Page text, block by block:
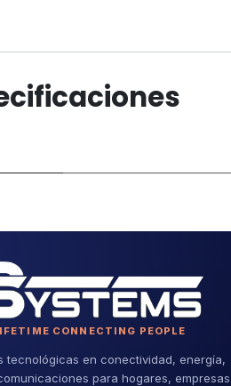
CONNECTING PEOPLE
tecnológicas en conectividad, energía,
para hogares,